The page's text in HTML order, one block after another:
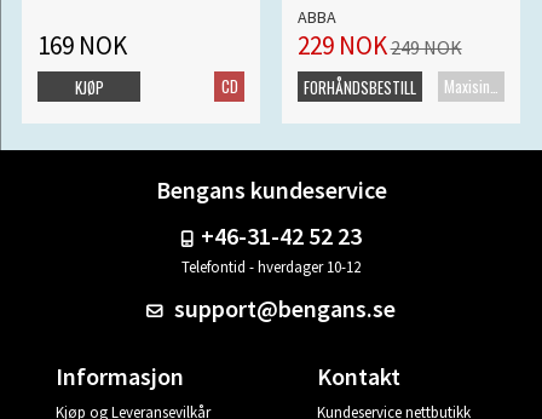
169 NOK
CD
KJØP
ABBA
229 NOK249 NOK
Maxisingel
FORHÅNDSBESTILL
Bengans kundeservice
+46-31-42 52 23
Telefontid - hverdager 10-12
support@bengans.se
Informasjon
Kjøp og Leveransevilkår
Kontakt
Kundeservice nettbutikk